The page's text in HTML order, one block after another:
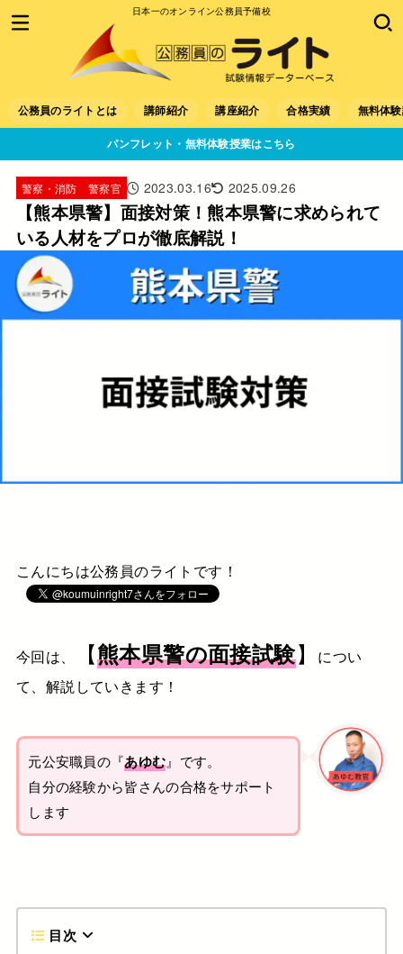
日本一のオンライン公務員予備校
公務員のライトとは 講師紹介 講座紹介 合格実績 無料体
パンフレット・無料体験授業はこちら
警察・消防 警察官 2023.03.16 2025.09.26
【熊本県警】面接対策！熊本県警に求められて
いる人材をプロが徹底解説！
こんにちは公務員のライトです！
今回は、 【熊本県警の面接試験】
につい
て、解説していきます！
元公安職員の『あゆむ』です。
自分の経験から皆さんの合格をサポート
します
目次